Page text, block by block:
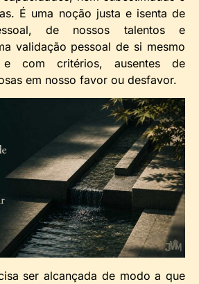
É uma noção justa e isenta de
de nossos talentos e
validação pessoal de si mesmo
e com critérios, ausentes de
em nosso favor ou desfavor.
ser alcançada de modo a que